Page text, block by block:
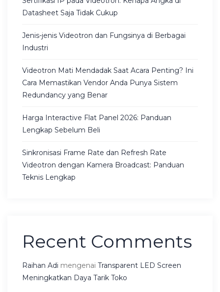
Datasheet Saja Tidak Cukup
Jenis-jenis Videotron dan Fungsinya di Berbagai
Industri
Videotron Mati Mendadak Saat Acara Penting? Ini
Cara Memastikan Vendor Anda Punya Sistem
Redundancy yang Benar
Harga Interactive Flat Panel 2026: Panduan
Lengkap Sebelum Beli
Sinkronisasi Frame Rate dan Refresh Rate
Videotron dengan Kamera Broadcast: Panduan
Teknis Lengkap
Recent Comments
Raihan Adi mengenai Transparent LED Screen
Meningkatkan Daya Tarik Toko